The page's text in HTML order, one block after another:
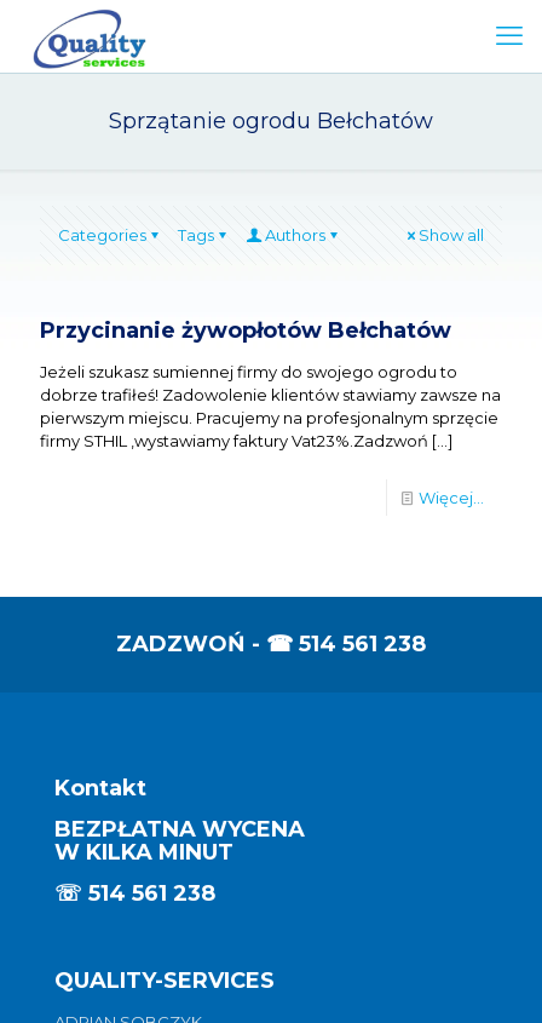
Sprzątanie ogrodu Bełchatów
Categories Tags Authors Show all
Przycinanie żywopłotów Bełchatów
Jeżeli szukasz sumiennej firmy do swojego ogrodu to
dobrze trafiłeś! Zadowolenie klientów stawiamy zawsze na
pierwszym miejscu. Pracujemy na profesjonalnym sprzęcie
firmy STHIL ,wystawiamy faktury Vat23%.Zadzwoń […]
Więcej...
ZADZWOŃ - ☎ 514 561 238
Kontakt
BEZPŁATNA WYCENA
W KILKA MINUT
☏ 514 561 238
QUALITY-SERVICES